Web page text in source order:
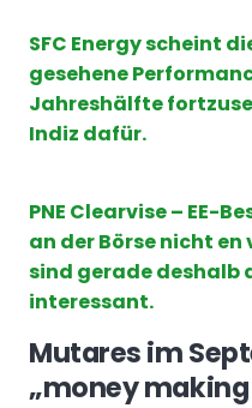
SFC Energy scheint
gesehene
Jahreshälfte
Indiz dafür.
PNE Clearvise – EE-
an der Börse nicht
sind gerade deshalb
interessant.
Mutares im
„money